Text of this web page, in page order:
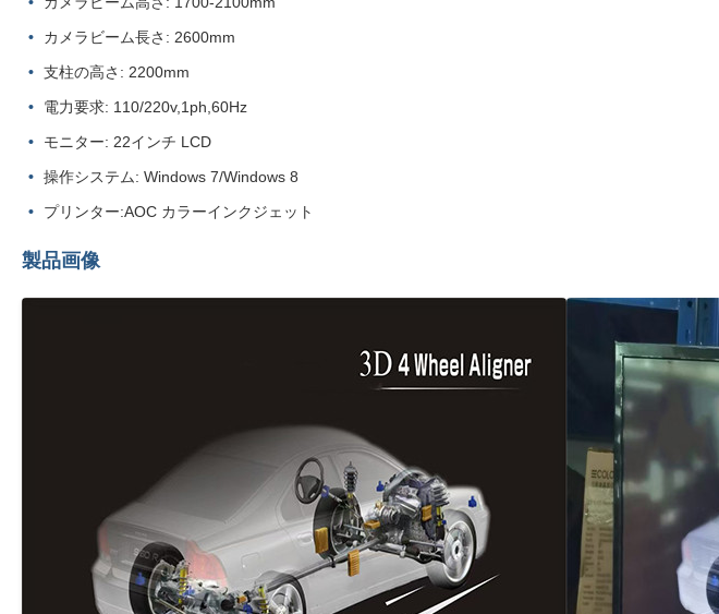
カメラビーム長さ: 2600mm
支柱の高さ: 2200mm
電力要求: 110/220v,1ph,60Hz
モニター: 22インチ LCD
操作システム: Windows 7/Windows 8
プリンター:AOC カラーインクジェット
製品画像